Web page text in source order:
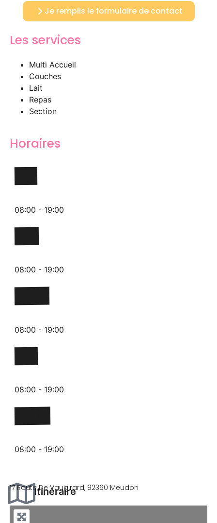
Je remplis le formulaire de contact
Les services
Multi Accueil
Couches
Lait
Repas
Section
Horaires
08:00 - 19:00
08:00 - 19:00
08:00 - 19:00
08:00 - 19:00
08:00 - 19:00
Itinéraire
17 Route De Vaugirard, 92360 Meudon